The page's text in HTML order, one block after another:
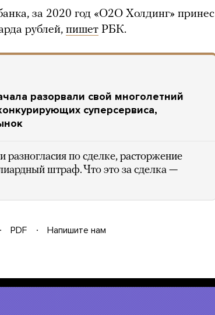
за 2020 год «О2О Холдинг» принес
рублей, пишет РБК.
разорвали свой многолетний
суперсервиса,
разногласия по сделке, расторжение
штраф. Что это за сделка —
PDF
Напишите нам